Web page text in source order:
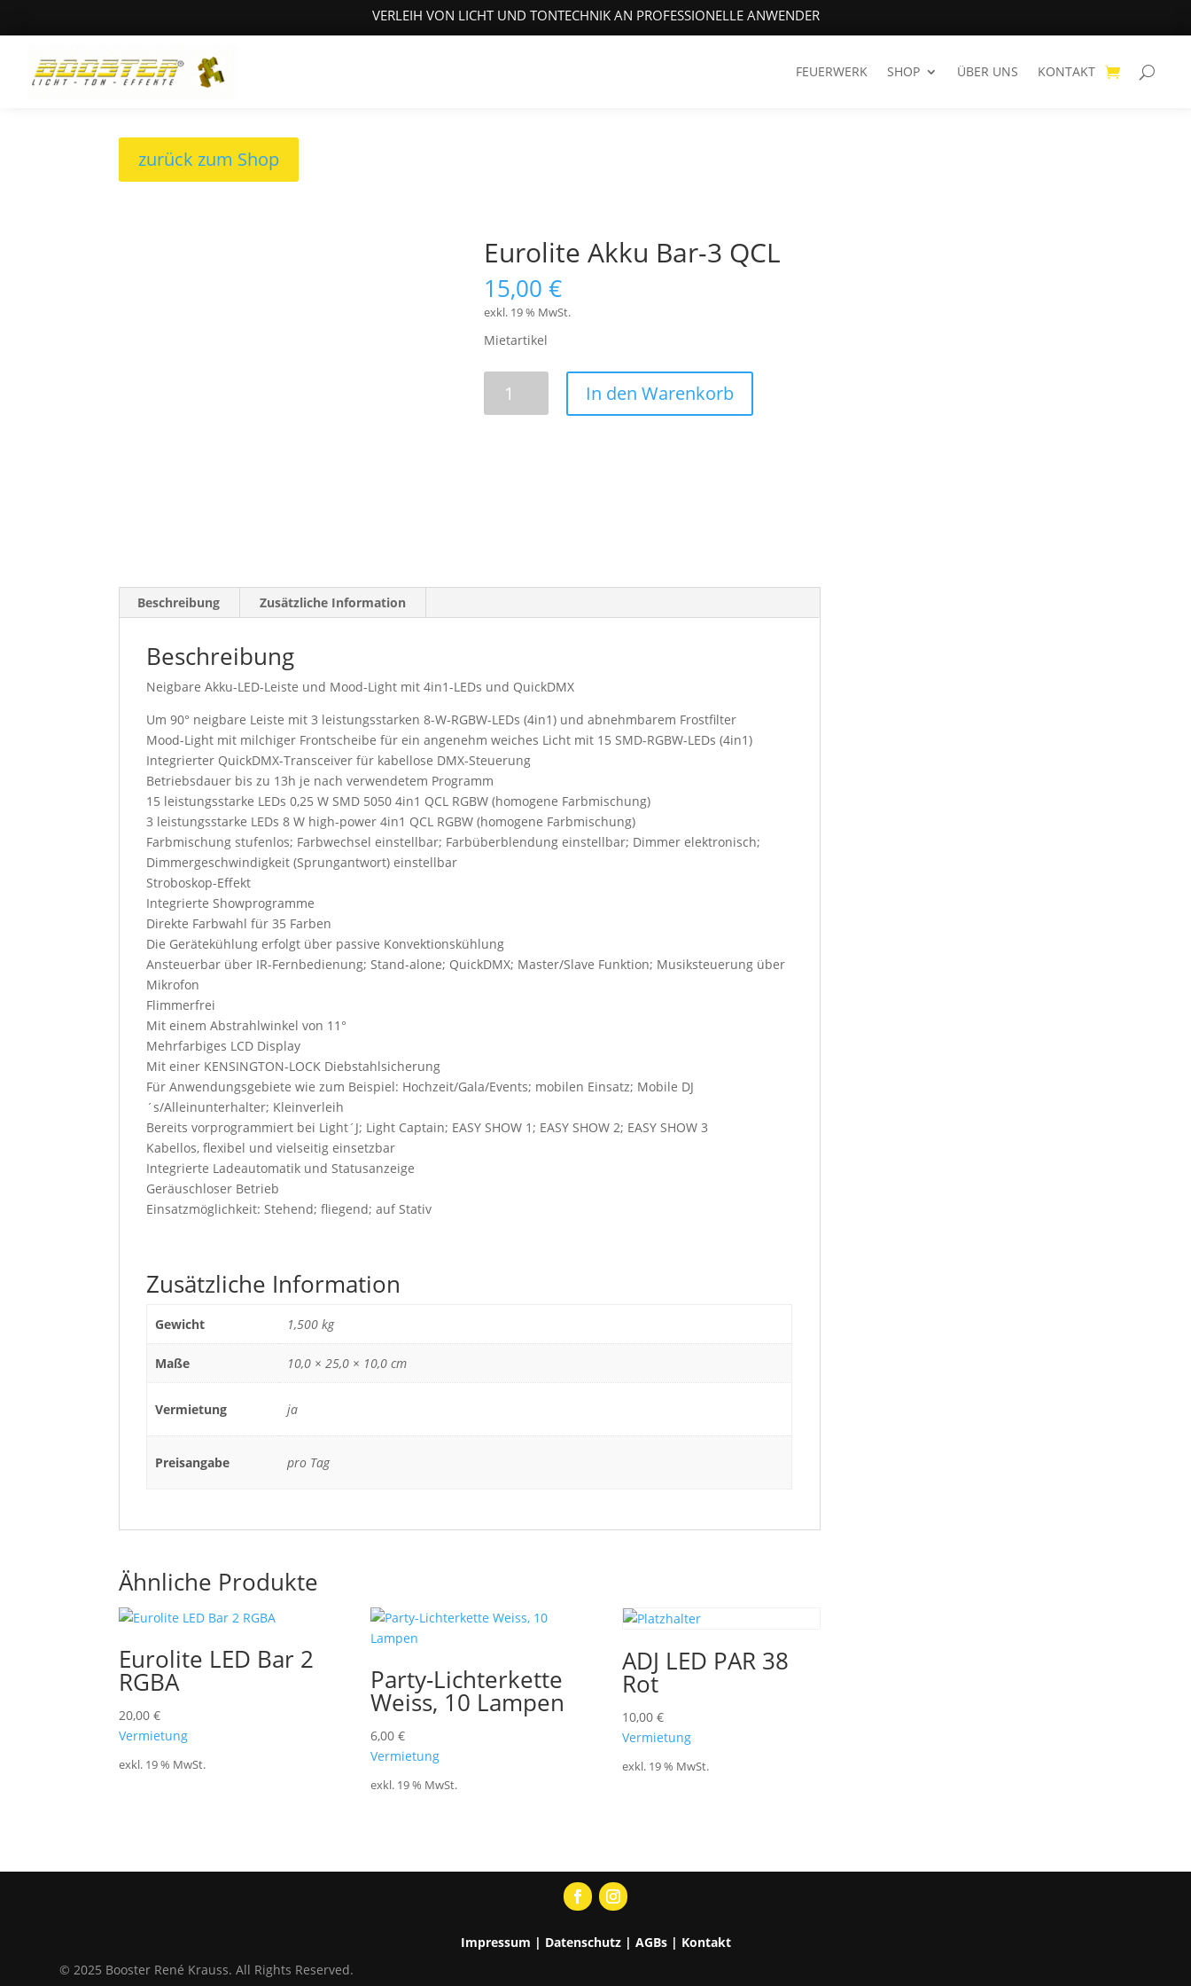
VERLEIH VON LICHT UND TONTECHNIK AN PROFESSIONELLE ANWENDER
FEUERWERK SHOP ÜBER UNS KONTAKT
zurück zum Shop
Eurolite Akku Bar-3 QCL
15,00€
exkl. 19 % MwSt.
Mietartikel
Akku
In den Warenkorb
Beschreibung Zusätzliche Information
Beschreibung
Neigbare Akku-LED-Leiste und Mood-Light mit 4in1-LEDs und QuickDMX
Um 90° neigbare Leiste mit 3 leistungsstarken 8-W-RGBW-LEDs (4in1) und abnehmbarem Frostfilter
Mood-Light mit milchiger Frontscheibe für ein angenehm weiches Licht mit 15 SMD-RGBW-LEDs (4in1)
Integrierter QuickDMX-Transceiver für kabellose DMX-Steuerung
Betriebsdauer bis zu 13h je nach verwendetem Programm
15 leistungsstarke LEDs 0,25 W SMD 5050 4in1 QCL RGBW (homogene Farbmischung)
3 leistungsstarke LEDs 8 W high-power 4in1 QCL RGBW (homogene Farbmischung)
Farbmischung stufenlos; Farbwechsel einstellbar; Farbüberblendung einstellbar; Dimmer elektronisch;
Dimmergeschwindigkeit (Sprungantwort) einstellbar
Stroboskop-Effekt
Integrierte Showprogramme
Direkte Farbwahl für 35 Farben
Die Gerätekühlung erfolgt über passive Konvektionskühlung
Ansteuerbar über IR-Fernbedienung; Stand-alone; QuickDMX; Master/Slave Funktion; Musiksteuerung über
Mikrofon
Flimmerfrei
Mit einem Abstrahlwinkel von 11°
Mehrfarbiges LCD Display
Mit einer KENSINGTON-LOCK Diebstahlsicherung
Für Anwendungsgebiete wie zum Beispiel: Hochzeit/Gala/Events; mobilen Einsatz; Mobile DJ
´s/Alleinunterhalter; Kleinverleih
Bereits vorprogrammiert bei Light´J; Light Captain; EASY SHOW 1; EASY SHOW 2; EASY SHOW 3
Kabellos, flexibel und vielseitig einsetzbar
Integrierte Ladeautomatik und Statusanzeige
Geräuschloser Betrieb
Einsatzmöglichkeit: Stehend; fliegend; auf Stativ
Zusätzliche Information
Gewicht 1,500 kg
Maße 10,0 × 25,0 × 10,0 cm
Vermietung ja
Preisangabe pro Tag
Ähnliche Produkte
Eurolite LED Bar 2
RGBA
20,00€
Vermietung
exkl. 19 % MwSt.
Party-Lichterkette
Weiss, 10 Lampen
6,00 €
Vermietung
exkl. 19 % MwSt.
ADJ LED PAR 38
Rot
10,00 €
Vermietung
exkl. 19 % MwSt.
Impressum | Datenschutz| AGBs| Kontakt
© 2025 Booster René Krauss. All Rights Reserved.